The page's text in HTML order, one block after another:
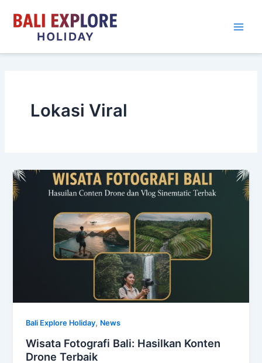
Lokasi Viral
Bali Explore Holiday, News
Wisata Fotografi Bali: Hasilkan Konten
Drone Terbaik